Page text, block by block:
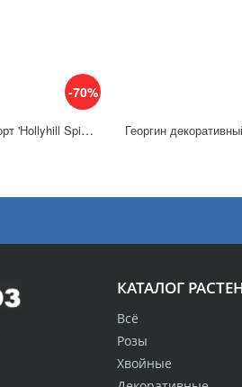
-70%
Георгин кактусовый (сорт 'Hollyhill Spider Woman') Георгин
КАТАЛОГ
Всё
Розы
Хвойные